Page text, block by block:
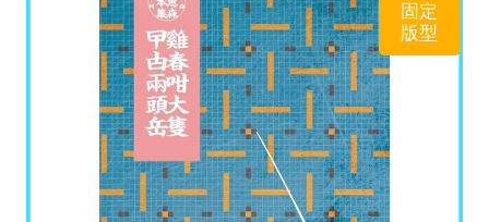
固定
版型